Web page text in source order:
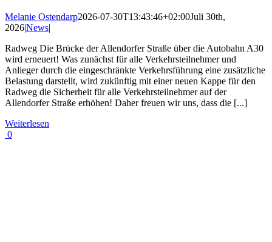
Melanie Ostendarp2026-07-30T13:43:46+02:00Juli 30th,
2026|News|
Radweg Die Brücke der Allendorfer Straße über die Autobahn A30
wird erneuert! Was zunächst für alle Verkehrsteilnehmer und
Anlieger durch die eingeschränkte Verkehrsführung eine zusätzliche
Belastung darstellt, wird zukünftig mit einer neuen Kappe für den
Radweg die Sicherheit für alle Verkehrsteilnehmer auf der
Allendorfer Straße erhöhen! Daher freuen wir uns, dass die [...]
Weiterlesen
0